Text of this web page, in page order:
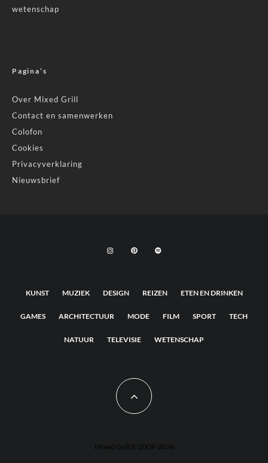
wetenschap
Pagina’s
Over Mixed Grill
Contact en samenwerken
Colofon
Cookies
Privacyverklaring
Nieuwsbrief
KUNST MUZIEK DESIGN REIZEN ETEN EN DRINKEN
GAMES ARCHITECTUUR MODE FILM SPORT TECH
NATUUR TELEVISIE WETENSCHAP
MIxed Grill © 2009-2026